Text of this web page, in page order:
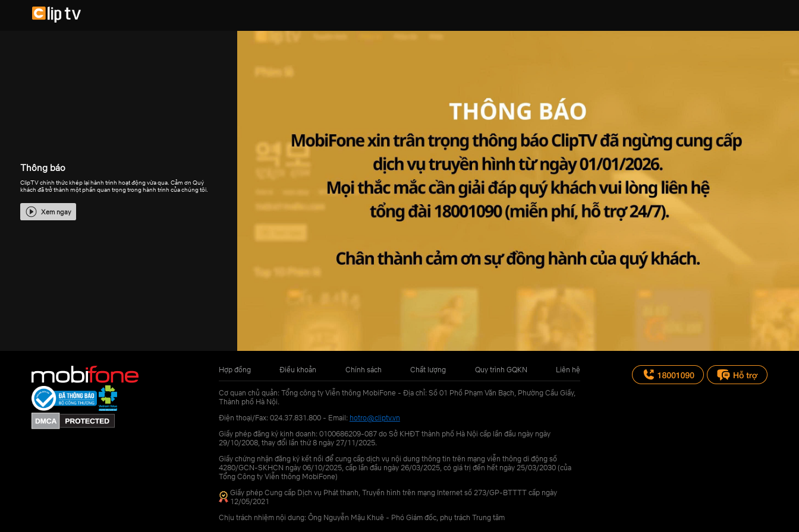
Thông báo
ClipTV chính thức khép lại hành trình hoạt động vừa qua. Cảm ơn Quý
khách đã trở thành một phần quan trọng trong hành trình của chúng tôi.
Xem ngay
Hợp đồng Điều khoản Chính sách Chất lượng Quy trình GQKN Liên hệ
Cơ quan chủ quản: Tổng công ty Viễn thông MobiFone - Địa chỉ: Số 01 Phố Phạm Văn Bạch, Phường Cầu Giấy,
Thành phố Hà Nội.
Điện thoại/Fax: 024.37.831.800 - Email: hotro@cliptv.vn
Giấy phép đăng ký kinh doanh: 0100686209-087 do Sở KHĐT thành phố Hà Nội cấp lần đầu ngày ngày
29/10/2008, thay đổi lần thứ 8 ngày 27/11/2025.
Giấy chứng nhận đăng ký kết nối để cung cấp dịch vụ nội dung thông tin trên mạng viễn thông di động số
4280/GCN-SKHCN ngày 06/10/2025, cấp lần đầu ngày 26/03/2025, có giá trị đến hết ngày 25/03/2030 (của
Tổng Công ty Viễn thông MobiFone)
Giấy phép Cung cấp Dịch vụ Phát thanh, Truyền hình trên mạng Internet số 273/GP-BTTTT cấp ngày
12/05/2021
Chịu trách nhiệm nội dung: Ông Nguyễn Mậu Khuê - Phó Giám đốc, phụ trách Trung tâm